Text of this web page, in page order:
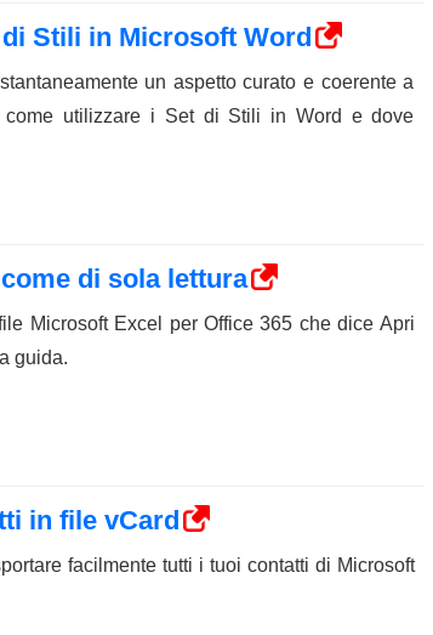
Stili in Microsoft Word
un aspetto curato e coerente a
come utilizzare i Set di Stili in Word e dove
di sola lettura
Microsoft Excel per Office 365 che dice Apri
guida.
in file vCard
facilmente tutti i tuoi contatti di Microsoft